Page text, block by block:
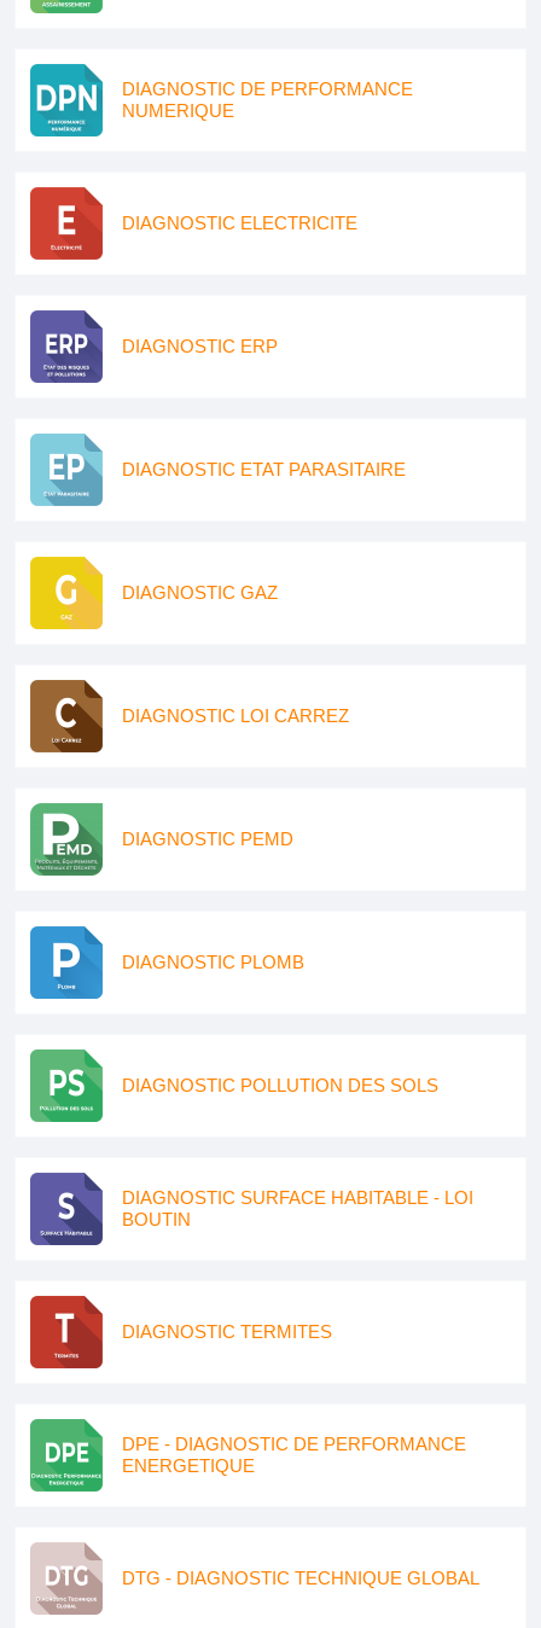
DIAGNOSTIC DE PERFORMANCE
NUMERIQUE
DIAGNOSTIC ELECTRICITE
DIAGNOSTIC ERP
DIAGNOSTIC ETAT PARASITAIRE
DIAGNOSTIC GAZ
DIAGNOSTIC LOI CARREZ
DIAGNOSTIC PEMD
DIAGNOSTIC PLOMB
DIAGNOSTIC POLLUTION DES SOLS
DIAGNOSTIC SURFACE HABITABLE - LOI
BOUTIN
DIAGNOSTIC TERMITES
DPE - DIAGNOSTIC DE PERFORMANCE
ENERGETIQUE
DTG - DIAGNOSTIC TECHNIQUE GLOBAL